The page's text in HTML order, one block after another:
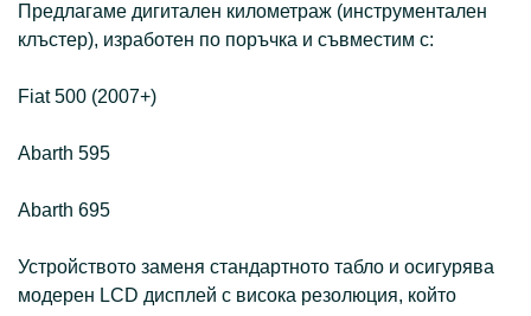
Предлагаме дигитален километраж (инструментален
клъстер), изработен по поръчка и съвместим с:
Fiat 500 (2007+)
Abarth 595
Abarth 695
Устройството заменя стандартното табло и осигурява
модерен LCD дисплей с висока резолюция, който